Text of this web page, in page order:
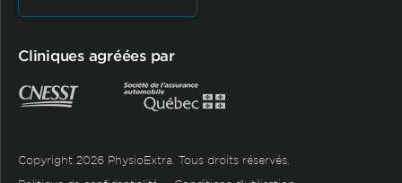
Cliniques agréées par
Copyright 2026 PhysioExtra. Tous droits réservés.